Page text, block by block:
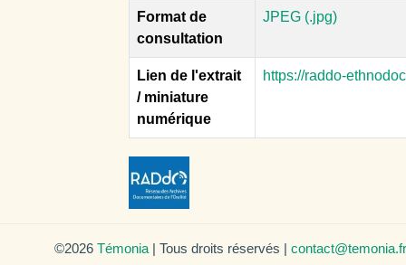
Format de
consultation
JPEG (.jpg)
Lien de l'extrait
/ miniature
numérique
https://raddo-
©2026 Témonia | Tous droits réservés | contact@temonia.fr